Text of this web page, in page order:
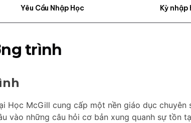
Yêu Cầu Nhập Học Kỳ nhập
trình
Học McGill cung cấp một nền giáo dục chuyên
vào những câu hỏi cơ bản xung quanh sự tồn